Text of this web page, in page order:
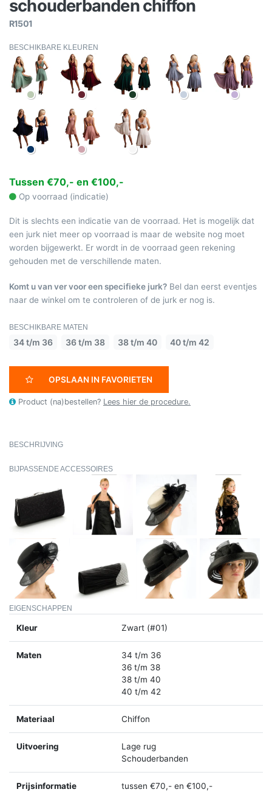
schouderbanden chiffon
R1501
BESCHIKBARE KLEUREN
Tussen €70,- en €100,-
Op voorraad (indicatie)
Dit is slechts een indicatie van de voorraad. Het is mogelijk dat
een jurk niet meer op voorraad is maar de website nog moet
worden bijgewerkt. Er wordt in de voorraad geen rekening
gehouden met de verschillende maten.
Komt u van ver voor een specifieke jurk? Bel dan eerst eventjes
naar de winkel om te controleren of de jurk er nog is.
BESCHIKBARE MATEN
34 t/m 36 36 t/m 38 38 t/m 40 40 t/m 42
OPSLAAN IN FAVORIETEN
Product (na)bestellen? Lees hier de procedure.
BESCHRIJVING
BIJPASSENDE ACCESSOIRES
EIGENSCHAPPEN
Kleur Zwart (#01)
Maten
34 t/m 36
36 t/m 38
38 t/m 40
40 t/m 42
Materiaal Chiffon
Uitvoering
Lage rug
Schouderbanden
Prijsinformatie tussen €70,- en €100,-